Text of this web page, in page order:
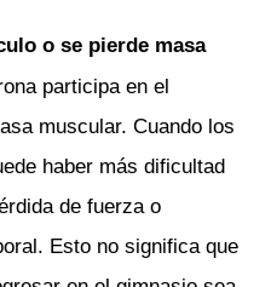
o se pierde masa
participa en el
muscular. Cuando los
haber más dificultad
de fuerza o
Esto no significa que